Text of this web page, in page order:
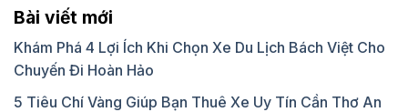
Bài viết mới
Khám Phá 4 Lợi Ích Khi Chọn Xe Du Lịch Bách Việt Cho
Chuyến Đi Hoàn Hảo
5 Tiêu Chí Vàng Giúp Bạn Thuê Xe Uy Tín Cần Thơ An